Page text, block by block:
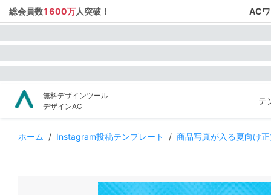
総会員数1600万人突破！ AC
無料デザインツール
デザインAC
テ
ホーム / Instagram投稿テンプレート / 商品写真が入る夏向け